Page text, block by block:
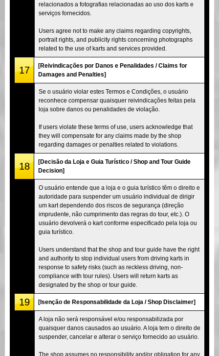
relacionados a fotografias relacionadas ao uso dos karts e
serviços fornecidos.
Users agree not to make any claims regarding copyrights,
portrait rights, and publicity rights concerning photographs
related to the use of karts and services provided.
17
[Reivindicações por Danos e Penalidades / Claims for
Damages and Penalties]
Se o usuário violar estes Termos e Condições, o usuário
reconhece compensar quaisquer reivindicações feitas pela
loja sobre danos ou penalidades de violação.
If users violate these terms of use, users acknowledge that
they will compensate for any claims made by the shop
regarding damages or penalties related to violations.
18
[Decisão da Loja e Guia Turístico / Shop and Tour Guide
Decision]
O usuário entende que a loja e o guia turístico têm o direito e
autoridade para suspender um usuário individual de dirigir
um kart dependendo dos riscos de segurança (direção
imprudente, não cumprimento das regras do tour, etc.). O
usuário devolverá o kart conforme especificado pela loja ou
guia turístico.
Users understand that the shop and tour guide have the right
and authority to stop individual users from driving karts in
response to safety risks (such as reckless driving, non-
compliance with tour rules). Users will return karts as
designated by the shop or tour guide.
19 [Isenção de Responsabilidade da Loja / Shop Disclaimer]
A loja não será responsável e/ou responsabilizada por
quaisquer danos causados ao usuário. A loja tem o direito de
suspender, cancelar e alterar o serviço fornecido ao usuário.
The shop assumes no responsibility and/or obligation for any